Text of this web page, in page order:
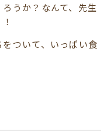
うか？なんて、先生
ついて、いっぱい食